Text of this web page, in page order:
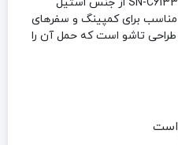
برای کمپینگ و سفرهای
تاشو است که حمل آن را
است